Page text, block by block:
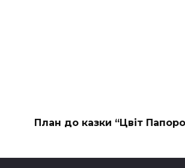
План до казки “Цвіт